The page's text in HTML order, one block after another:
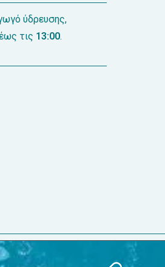
ύδρευσης,
τις 13:00.